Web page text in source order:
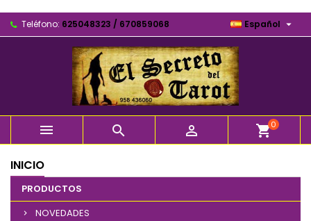
Teléfono: 625048323 / 670859068 Español 
   shopping_cart0
INICIO
PRODUCTOS
NOVEDADES